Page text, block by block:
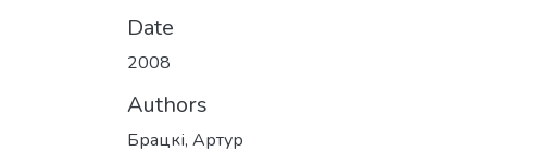
Date
2008
Authors
Брацкі, Артур